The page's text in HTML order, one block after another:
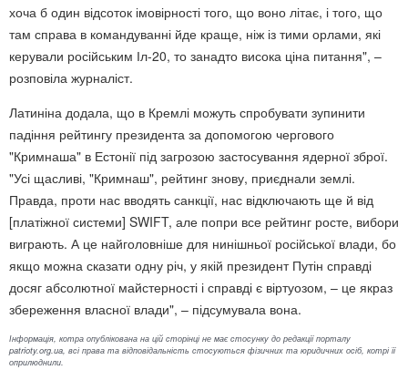
хоча б один відсоток імовірності того, що воно літає, і того, що
там справа в командуванні йде краще, ніж із тими орлами, які
керували російським Іл-20, то занадто висока ціна питання", –
розповіла журналіст.
Латиніна додала, що в Кремлі можуть спробувати зупинити
падіння рейтингу президента за допомогою чергового
"Кримнаша" в Естонії під загрозою застосування ядерної зброї.
"Усі щасливі, "Кримнаш", рейтинг знову, приєднали землі.
Правда, проти нас вводять санкції, нас відключають ще й від
[платіжної системи] SWIFT, але попри все рейтинг росте, вибори
виграють. А це найголовніше для нинішньої російської влади, бо
якщо можна сказати одну річ, у якій президент Путін справді
досяг абсолютної майстерності і справді є віртуозом, – це якраз
збереження власної влади", – підсумувала вона.
Інформація, котра опублікована на цій сторінці не має стосунку до редакції порталу
patrioty.org.ua, всі права та відповідальність стосуються фізичних та юридичних осіб, котрі її
оприлюднили.